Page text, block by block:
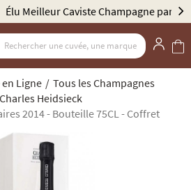
Champagne par Gault & Millau
Ligne
Tous les Champagnes
Charles Heidsieck
2014 - Bouteille 75CL - Coffret